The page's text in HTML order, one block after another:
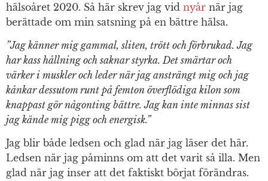
hälsoåret 2020. Så här skrev jag vid nyår när jag
berättade om min satsning på en bättre hälsa.
”Jag känner mig gammal, sliten, trött och förbrukad. Jag
har kass hållning och saknar styrka. Det smärtar och
värker i muskler och leder när jag ansträngt mig och jag
kånkar dessutom runt på femton överflödiga kilon som
knappast gör någonting bättre. Jag kan inte minnas sist
jag kände mig pigg och energisk.”
Jag blir både ledsen och glad när jag läser det här.
Ledsen när jag påminns om att det varit så illa. Men
glad när jag inser att det faktiskt börjat förändras.